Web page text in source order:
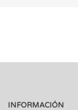
INFORMACIÓN